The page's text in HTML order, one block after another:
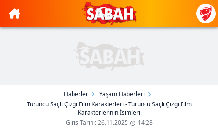
Haberler
Yaşam Haberleri
Turuncu Saçlı Çizgi Film Karakterleri - Turuncu Saçlı Çizgi Film
Karakterlerinin İsimleri
Giriş Tarihi: 26.11.2025
14:28